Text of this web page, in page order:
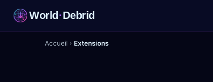
World·Debrid
Accueil › Extensions